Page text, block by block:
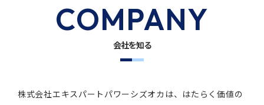
COMPANY
会社を知る
株式会社エキスパートパワーシズオカは、 はたらく価値の